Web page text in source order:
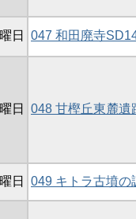
日 047 和田廃寺
日 048 甘樫丘東麓遺
日 049 キトラ古墳の